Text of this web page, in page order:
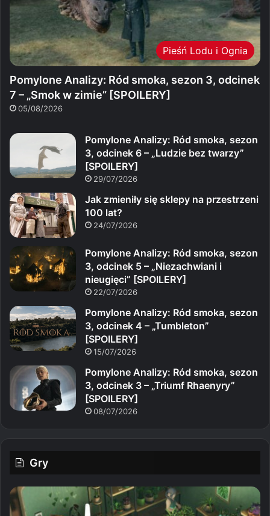
Pieśń Lodu i Ognia
Pomylone Analizy: Ród smoka, sezon 3, odcinek
7 – „Smok w zimie” [SPOILERY]
05/08/2026
Pomylone Analizy: Ród smoka, sezon
3, odcinek 6 – „Ludzie bez twarzy”
[SPOILERY]
29/07/2026
Jak zmieniły się sklepy na przestrzeni
100 lat?
24/07/2026
Pomylone Analizy: Ród smoka, sezon
3, odcinek 5 – „Niezachwiani i
nieugięci” [SPOILERY]
22/07/2026
Pomylone Analizy: Ród smoka, sezon
3, odcinek 4 – „Tumbleton”
[SPOILERY]
15/07/2026
Pomylone Analizy: Ród smoka, sezon
3, odcinek 3 – „Triumf Rhaenyry”
[SPOILERY]
08/07/2026
Gry